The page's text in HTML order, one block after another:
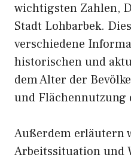
wichtigsten Zahlen,
Stadt Lohbarbek.
verschiedene
historischen und
dem Alter der
und Flächennutzung
Außerdem erläutern
Arbeitssituation und